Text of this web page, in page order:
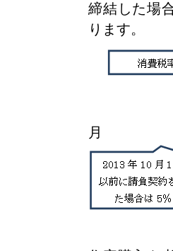
締結した場
ります。